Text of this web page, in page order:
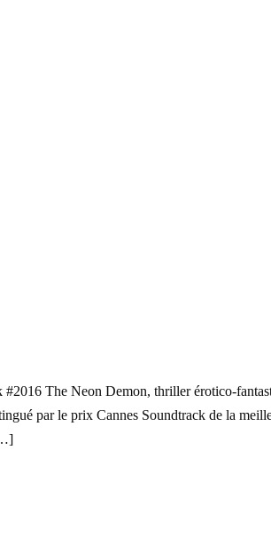
#2016 The Neon Demon, thriller érotico-
par le prix Cannes Soundtrack de la